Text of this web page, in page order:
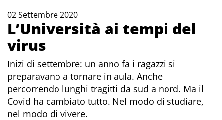
02 Settembre 2020
L’Università ai tempi del
virus
Inizi di settembre: un anno fa i ragazzi si
preparavano a tornare in aula. Anche
percorrendo lunghi tragitti da sud a nord. Ma il
Covid ha cambiato tutto. Nel modo di studiare,
nel modo di vivere.